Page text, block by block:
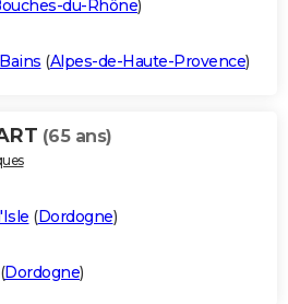
du-Rhône)
(Alpes-de-Haute-Provence)
(65 ans)
(Dordogne)
Dordogne)